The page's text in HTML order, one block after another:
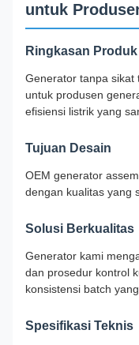
untuk
Ringkasan Produk
Generator tanpa sikat
untuk produsen
efisiensi listrik yang
Tujuan Desain
OEM generator
dengan kualitas yang
Solusi Berkualitas
Generator kami
dan prosedur kontrol
konsistensi batch
Spesifikasi Teknis